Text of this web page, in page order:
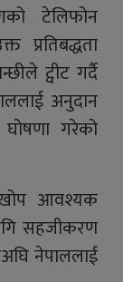
टेलिफोन
प्रतिबद्धता
ट्वीट गर्दै
अनुदान
गरेको
खोप आवश्यक
सहजीकरण
नेपाललाई